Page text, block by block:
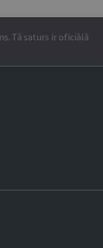
Tā saturs ir oficiālā